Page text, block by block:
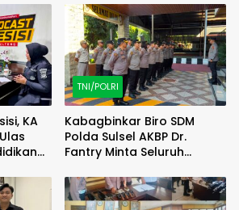
Berhasil Diamankan
KA
TNI/POLRI
Kabagbinkar Biro SDM
Polda Sulsel AKBP Dr.
Fantry Minta Seluruh
Debu